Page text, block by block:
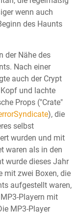
wenn auch
des Haunts
der Nähe des
Nach einer
auch der Crypt
und lachte
Props ("Crate"
), die
selbst
wurden und mit
waren als in den
wurde dieses Jahr
mit zwei Boxen, die
aufgestellt waren,
Playern mit
MP3-Player